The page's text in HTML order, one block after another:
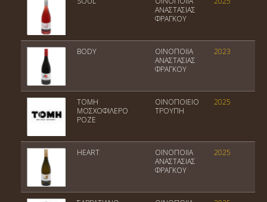
ΑΝΑΣΤΑΣΙΑΣ
ΦΡΑΓΚΟΥ
BODY
ΟΙΝΟΠΟΙΙΑ
ΑΝΑΣΤΑΣΙΑΣ
ΦΡΑΓΚΟΥ
2023
ΤΟΜΗ
ΜΟΣΧΟΦΙΛΕΡΟ
ΡΟΖΕ
ΟΙΝΟΠΟΙΕΙΟ
ΤΡΟΥΠΗ
2025
HEART
ΟΙΝΟΠΟΙΙΑ
ΑΝΑΣΤΑΣΙΑΣ
ΦΡΑΓΚΟΥ
2025